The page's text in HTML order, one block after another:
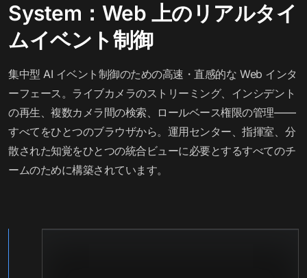
System：Web 上のリアルタイ
ムイベント制御
集中型 AI イベント制御のための高速・直感的な Web インタ
ーフェース。ライブカメラのストリーミング、インシデント
の再生、複数カメラ間の検索、ロールベース権限の管理——
すべてをひとつのブラウザから。運用センター、指揮室、分
散された知覚をひとつの統合ビューに必要とするすべてのチ
ームのために構築されています。